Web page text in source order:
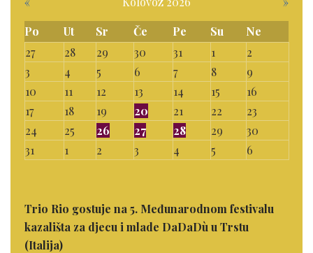
Po
Ut Sr Če Pe Su
Ne
27
28 29 30 31 1
2
3
4 5 6 7 8
9
10
11 12 13 14 15
16
17
18 19 20 21 22
23
24
25 26 27 28 29
30
31
1 2 3 4 5 6
Trio Rio gostuje na 5. Međunarodnom festivalu
kazališta za djecu i mlade DaDaDù u Trstu
(Italija)